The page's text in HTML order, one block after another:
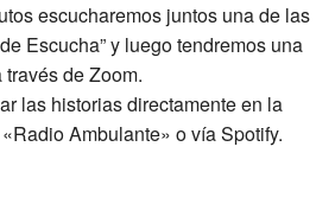
escucharemos juntos una de las
Escucha” y luego tendremos una
de Zoom.
las historias directamente en la
Ambulante» o vía Spotify.